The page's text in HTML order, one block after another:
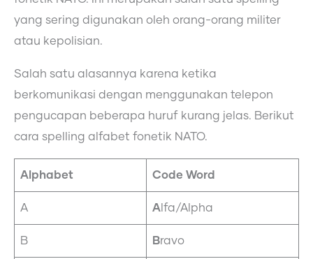
yang sering digunakan oleh orang-orang militer
atau kepolisian.
Salah satu alasannya karena ketika
berkomunikasi dengan menggunakan telepon
pengucapan beberapa huruf kurang jelas. Berikut
cara spelling alfabet fonetik NATO.
Alphabet Code Word
A A lfa/Alpha
B Bravo